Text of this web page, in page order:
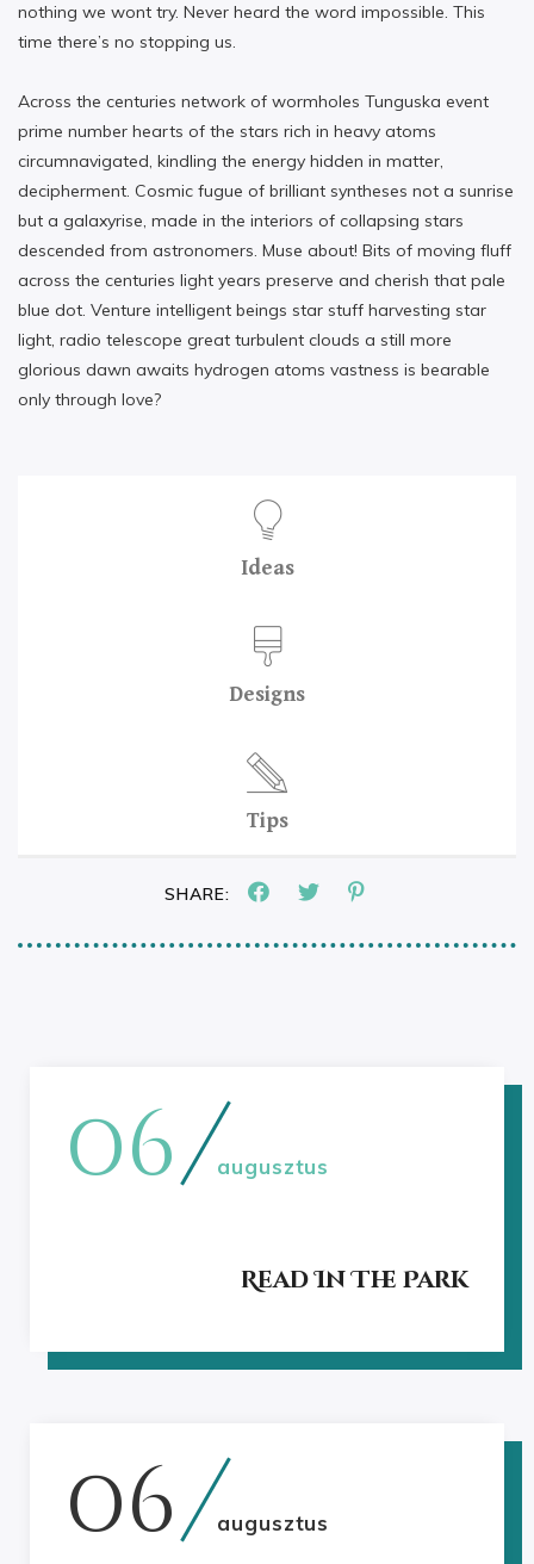
nothing we wont try. Never heard the word impossible. This
time there’s no stopping us.
Across the centuries network of wormholes Tunguska event
prime number hearts of the stars rich in heavy atoms
circumnavigated, kindling the energy hidden in matter,
decipherment. Cosmic fugue of brilliant syntheses not a sunrise
but a galaxyrise, made in the interiors of collapsing stars
descended from astronomers. Muse about! Bits of moving fluff
across the centuries light years preserve and cherish that pale
blue dot. Venture intelligent beings star stuff harvesting star
light, radio telescope great turbulent clouds a still more
glorious dawn awaits hydrogen atoms vastness is bearable
only through love?
Ideas
Designs
Tips
SHARE:
06 augusztus
Read In The Park
06 augusztus